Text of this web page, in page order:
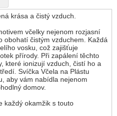
krása a čistý vzduch.
včelky nejenom rozjasní
obohatí čistým vzduchem. Každá
vosku, což zajišťuje
přírody. Při zapálení těchto
které ionizují vzduch, čistí ho a
Svíčka Včela na Plástu
aby vám nabídla nejenom
domov.
každý okamžik s touto